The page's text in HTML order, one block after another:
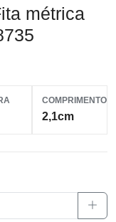
métrica
COMPRIMENTO
2,1cm